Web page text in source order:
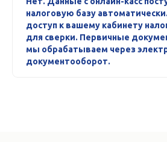
налоговую базу
доступ к вашему кабинету
для сверки. Первичные
мы обрабатываем через
документооборот.